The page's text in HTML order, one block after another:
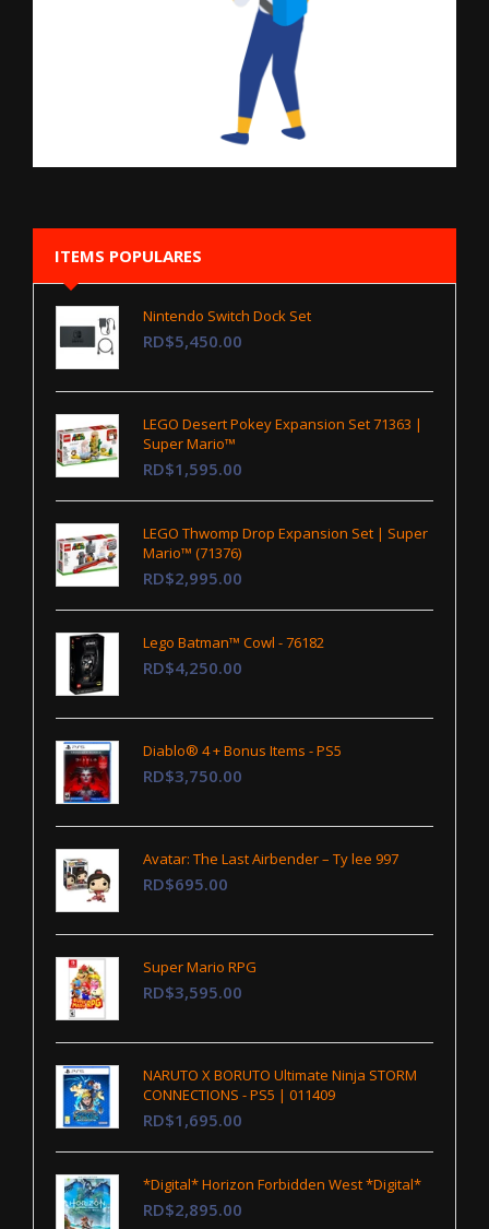
ITEMS POPULARES
Nintendo Switch Dock Set
RD$5,450.00
LEGO Desert Pokey Expansion Set 71363 |
Super Mario™
RD$1,595.00
LEGO Thwomp Drop Expansion Set | Super
Mario™ (71376)
RD$2,995.00
Lego Batman™ Cowl - 76182
RD$4,250.00
Diablo® 4 + Bonus Items - PS5
RD$3,750.00
Avatar: The Last Airbender – Ty lee 997
RD$695.00
Super Mario RPG
RD$3,595.00
NARUTO X BORUTO Ultimate Ninja STORM
CONNECTIONS - PS5 | 011409
RD$1,695.00
*Digital* Horizon Forbidden West *Digital*
RD$2,895.00